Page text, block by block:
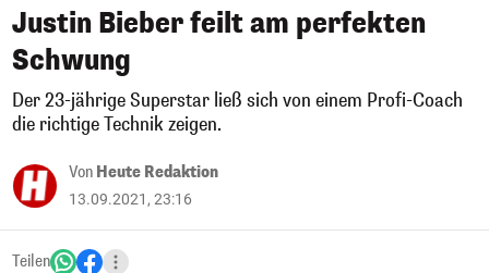
Justin Bieber feilt am perfekten
Schwung
Der 23-jährige Superstar ließ sich von einem Profi-Coach
die richtige Technik zeigen.
Von Heute Redaktion
13.09.2021, 23:16
Teilen